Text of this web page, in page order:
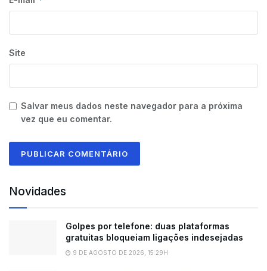
Site
Salvar meus dados neste navegador para a próxima
vez que eu comentar.
Novidades
Golpes por telefone: duas plataformas
gratuitas bloqueiam ligações indesejadas
9 DE AGOSTO DE 2026, 15:29H